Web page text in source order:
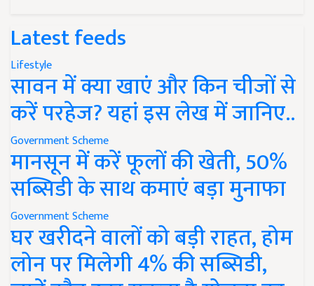
Latest feeds
Lifestyle
सावन में क्या खाएं और किन चीजों से
करें परहेज? यहां इस लेख में जानिए..
Government Scheme
मानसून में करें फूलों की खेती, 50%
सब्सिडी के साथ कमाएं बड़ा मुनाफा
Government Scheme
घर खरीदने वालों को बड़ी राहत, होम
लोन पर मिलेगी 4% की सब्सिडी,